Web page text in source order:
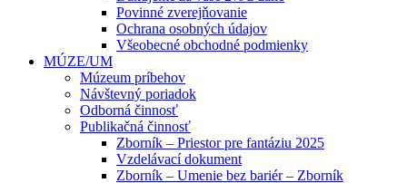
Povinné zverejňovanie
Ochrana osobných údajov
Všeobecné obchodné podmienky
MÚZE/UM
Múzeum príbehov
Návštevný poriadok
Odborná činnosť
Publikačná činnosť
Zborník – Priestor pre fantáziu 2025
Vzdelávací dokument
Zborník – Umenie bez bariér – Zborník